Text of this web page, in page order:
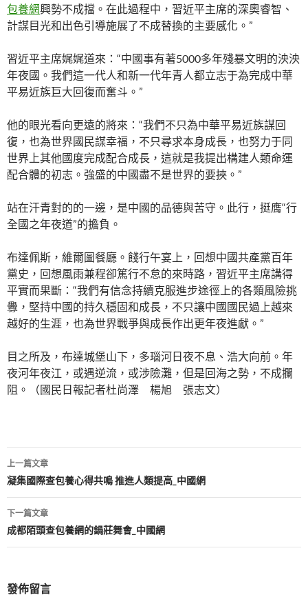
包養網興勢不成擋。在此過程中，習近平主席的深奧睿智、
計謀目光和出色引導施展了不成替換的主要感化。”
習近平主席娓娓道來：“中國事有著5000多年殘暴文明的泱泱
年夜國。我們這一代人和新一代年青人都立志于為完成中華
平易近族巨大回復而奮斗。”
他的眼光看向更遠的將來：“我們不只為中華平易近族謀回
復，也為世界國民謀幸福，不只尋求本身成長，也努力于同
世界上其他國度完成配合成長，這就是我提出構建人類命運
配合體的初志。強盛的中國盡不是世界的要挾。”
站在汗青對的的一邊，是中國的品德與苦守。此行，挺膺“行
全國之年夜道”的擔負。
布達佩斯，維爾圖餐廳。餞行午宴上，回想中國共產黨百年
黨史，回想風雨兼程卻篤行不怠的來時路，習近平主席講得
平實而果斷：“我們有信念持續克服進步途徑上的各類風險挑
釁，堅持中國的持久穩固和成長，不只讓中國國民過上越來
越好的生涯，也為世界戰爭與成長作出更年夜進獻。”
目之所及，布達城堡山下，多瑙河日夜不息、浩大向前。年
夜河年夜江，或遇逆流，或涉險灘，但是回海之勢，不成攔
阻。（國民日報記者杜尚澤 楊旭 張志文）
文
章
導
覽
上一篇文章
凝集國際查包養心得共鳴 推進人類提高_中國網
下一篇文章
成都陌頭查包養網的鍋莊舞會_中國網
發佈留言